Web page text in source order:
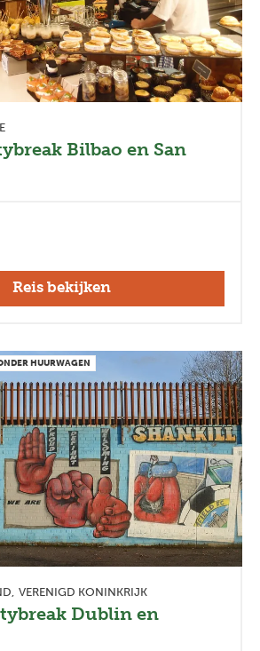
Bilbao en San
Reis bekijken
HUURWAGEN
VERENIGD KONINKRIJK
Dublin en